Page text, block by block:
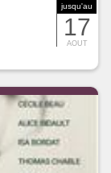
jusqu'au
17
AOUT